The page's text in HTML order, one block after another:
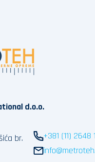
d.o.o.
br.
+381 (11) 2648